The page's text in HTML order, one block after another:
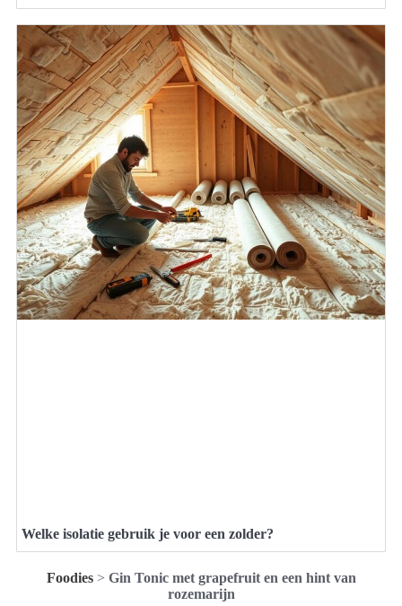
Welke isolatie gebruik je voor een zolder?
Foodies> Gin Tonic met grapefruit en een hint van
rozemarijn